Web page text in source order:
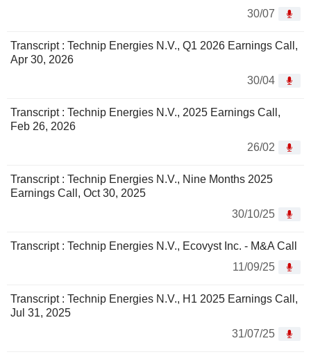
30/07
Transcript : Technip Energies N.V., Q1 2026 Earnings Call,
Apr 30, 2026
30/04
Transcript : Technip Energies N.V., 2025 Earnings Call,
Feb 26, 2026
26/02
Transcript : Technip Energies N.V., Nine Months 2025
Earnings Call, Oct 30, 2025
30/10/25
Transcript : Technip Energies N.V., Ecovyst Inc. - M&A Call
11/09/25
Transcript : Technip Energies N.V., H1 2025 Earnings Call,
Jul 31, 2025
31/07/25